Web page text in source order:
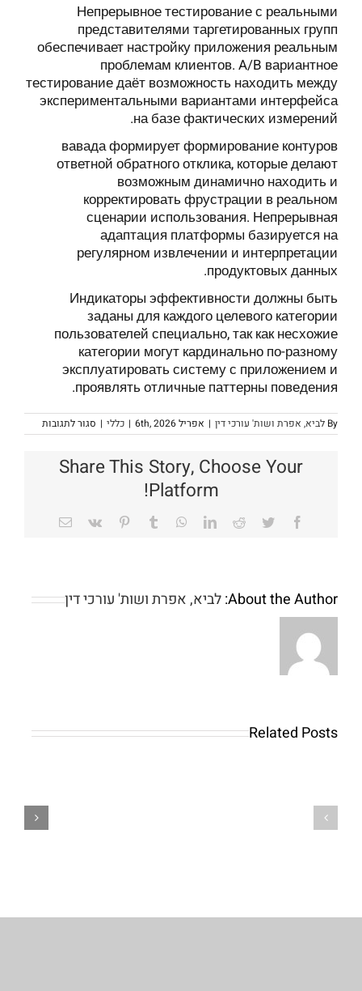
Непрерывное тестирование с реальными
представителями таргетированных групп
обеспечивает настройку приложения реальным
проблемам клиентов. A/B вариантное
тестирование даёт возможность находить между
экспериментальными вариантами интерфейса
на базе фактических измерений.
вавада формирует формирование контуров
ответной обратного отклика, которые делают
возможным динамично находить и
корректировать фрустрации в реальном
сценарии использования. Непрерывная
адаптация платформы базируется на
регулярном извлечении и интерпретации
продуктовых данных.
Индикаторы эффективности должны быть
заданы для каждого целевого категории
пользователей специально, так как несхожие
категории могут кардинально по-разному
эксплуатировать систему с приложением и
проявлять отличные паттерны поведения.
By לביא, אפרת ושות' עורכי דין | אפריל 6th, 2026 | כללי | סגור לתגובותעל
Способы
Share This Story, Choose Your
Platform!
Facebook
Twitter
Reddit
LinkedIn
WhatsApp
Tumblr
Pinterest
Vk
Email
About the Author: לביא, אפרת ושות' עורכי דין
Related Posts
Babes
Pricing
Each
split